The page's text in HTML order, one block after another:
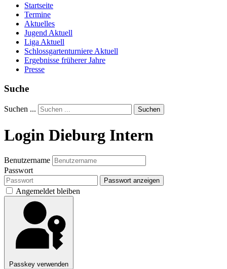
Startseite
Termine
Aktuelles
Jugend Aktuell
Liga Aktuell
Schlossgartenturniere Aktuell
Ergebnisse früherer Jahre
Presse
Suche
Suchen ... Suchen
Login Dieburg Intern
Benutzername
Passwort
Passwort anzeigen
Angemeldet bleiben
Passkey verwenden